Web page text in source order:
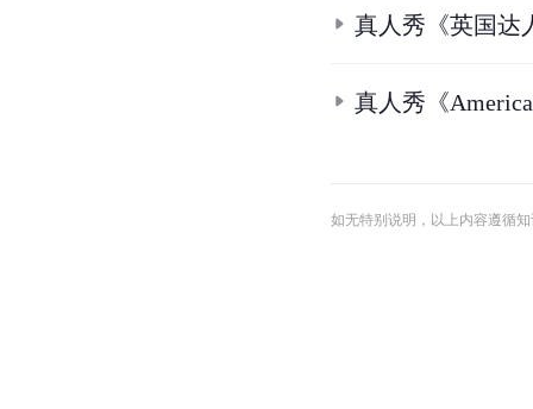
真人秀《英国达
真人秀《
如无特别说明，以上内容遵循